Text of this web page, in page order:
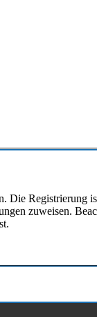
Die
zuweisen.